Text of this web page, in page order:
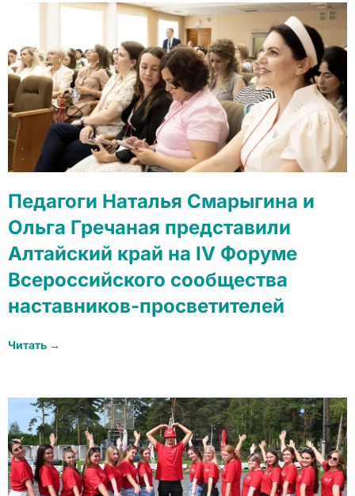
Педагоги Наталья Смарыгина и
Ольга Гречаная представили
Алтайский край на IV Форуме
Всероссийского сообщества
наставников-просветителей
Читать →